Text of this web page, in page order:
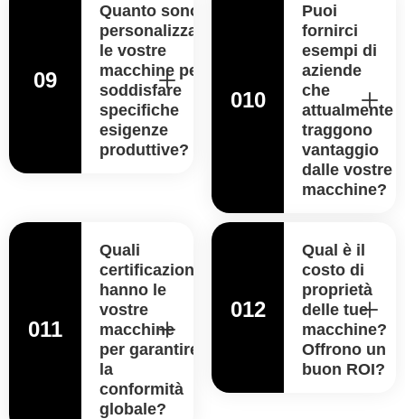
09
Quanto sono
personalizzabili
le vostre
macchine per
soddisfare
specifiche
esigenze
produttive?
010
Puoi
fornirci
esempi di
aziende
che
attualmente
traggono
vantaggio
dalle vostre
macchine?
011
Quali
certificazioni
hanno le
vostre
macchine
per garantire
la
conformità
globale?
012
Qual è il
costo di
proprietà
delle tue
macchine?
Offrono un
buon ROI?